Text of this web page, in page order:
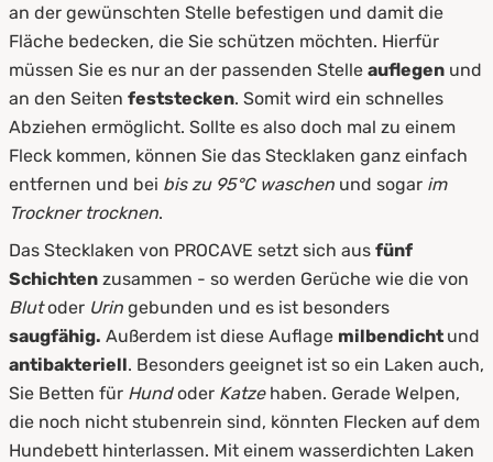
an der gewünschten Stelle befestigen und damit die
Fläche bedecken, die Sie schützen möchten. Hierfür
müssen Sie es nur an der passenden Stelle auflegen und
an den Seiten feststecken. Somit wird ein schnelles
Abziehen ermöglicht. Sollte es also doch mal zu einem
Fleck kommen, können Sie das Stecklaken ganz einfach
entfernen und bei bis zu 95°C waschen und sogar im
Trockner trocknen.
Das Stecklaken von PROCAVE setzt sich aus fünf
Schichten zusammen - so werden Gerüche wie die von
Blutoder Urin gebunden und es ist besonders
saugfähig. Außerdem ist diese Auflage milbendicht und
antibakteriell. Besonders geeignet ist so ein Laken auch,
Sie Betten für Hundoder Katze haben. Gerade Welpen,
die noch nicht stubenrein sind, könnten Flecken auf dem
Hundebett hinterlassen. Mit einem wasserdichten Laken